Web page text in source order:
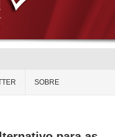
SOBRE